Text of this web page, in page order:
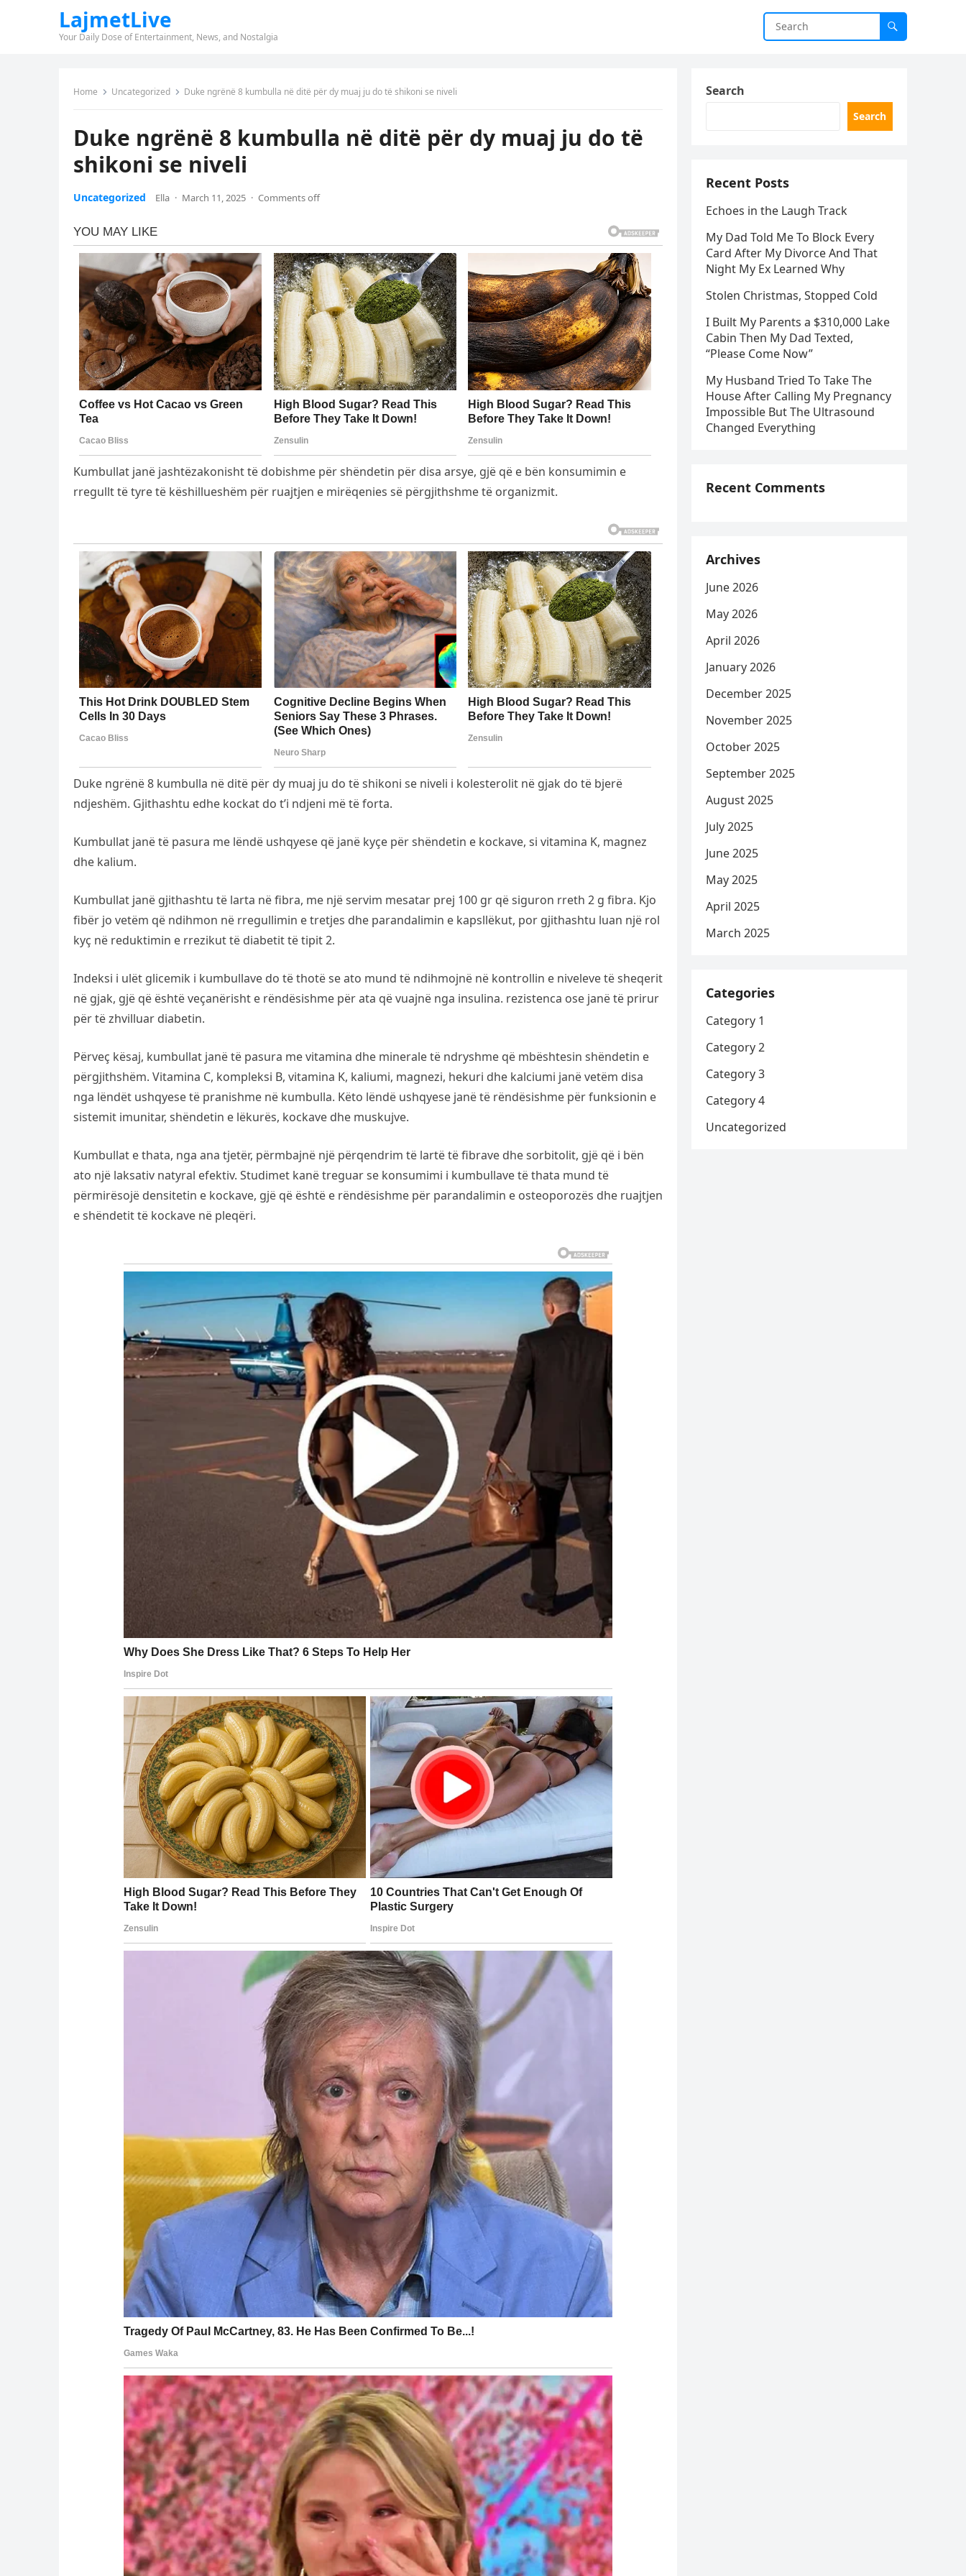
LajmetLive
Your Daily Dose of Entertainment, News, and Nostalgia
Home Uncategorized Duke ngrënë 8 kumbulla në ditë për dy muaj ju do të shikoni se niveli
Duke ngrënë 8 kumbulla në ditë për dy muaj ju do të
shikoni se niveli
Uncategorized Ella · March 11, 2025 · Comments off
Kumbullat janë jashtëzakonisht të dobishme për shëndetin për disa arsye, gjë që e bën konsumimin e
rregullt të tyre të këshillueshëm për ruajtjen e mirëqenies së përgjithshme të organizmit.
Duke ngrënë 8 kumbulla në ditë për dy muaj ju do të shikoni se niveli i kolesterolit në gjak do të bjerë
ndjeshëm. Gjithashtu edhe kockat do t’i ndjeni më të forta.
Kumbullat janë të pasura me lëndë ushqyese që janë kyçe për shëndetin e kockave, si vitamina K, magnez
dhe kalium.
Kumbullat janë gjithashtu të larta në fibra, me një servim mesatar prej 100 gr që siguron rreth 2 g fibra. Kjo
fibër jo vetëm që ndihmon në rregullimin e tretjes dhe parandalimin e kapsllëkut, por gjithashtu luan një rol
kyç në reduktimin e rrezikut të diabetit të tipit 2.
Indeksi i ulët glicemik i kumbullave do të thotë se ato mund të ndihmojnë në kontrollin e niveleve të sheqerit
në gjak, gjë që është veçanërisht e rëndësishme për ata që vuajnë nga insulina. rezistenca ose janë të prirur
për të zhvilluar diabetin.
Përveç kësaj, kumbullat janë të pasura me vitamina dhe minerale të ndryshme që mbështesin shëndetin e
përgjithshëm. Vitamina C, kompleksi B, vitamina K, kaliumi, magnezi, hekuri dhe kalciumi janë vetëm disa
nga lëndët ushqyese të pranishme në kumbulla. Këto lëndë ushqyese janë të rëndësishme për funksionin e
sistemit imunitar, shëndetin e lëkurës, kockave dhe muskujve.
Kumbullat e thata, nga ana tjetër, përmbajnë një përqendrim të lartë të fibrave dhe sorbitolit, gjë që i bën
ato një laksativ natyral efektiv. Studimet kanë treguar se konsumimi i kumbullave të thata mund të
përmirësojë densitetin e kockave, gjë që është e rëndësishme për parandalimin e osteoporozës dhe ruajtjen
e shëndetit të kockave në pleqëri.
Search
Search
Recent Posts
Echoes in the Laugh Track
My Dad Told Me To Block Every
Card After My Divorce And That
Night My Ex Learned Why
Stolen Christmas, Stopped Cold
I Built My Parents a $310,000 Lake
Cabin Then My Dad Texted,
“Please Come Now”
My Husband Tried To Take The
House After Calling My Pregnancy
Impossible But The Ultrasound
Changed Everything
Recent Comments
Archives
June 2026
May 2026
April 2026
January 2026
December 2025
November 2025
October 2025
September 2025
August 2025
July 2025
June 2025
May 2025
April 2025
March 2025
Categories
Category 1
Category 2
Category 3
Category 4
Uncategorized